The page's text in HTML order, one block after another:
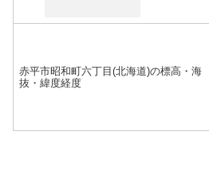
赤平市昭和町六丁目(北海道)の標高・海
抜・緯度経度